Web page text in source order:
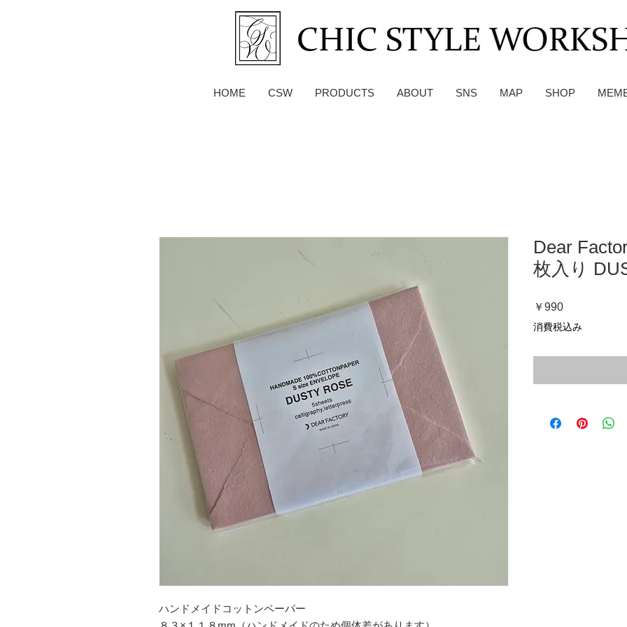
HOME CSW PRODUCTS ABOUT SNS MAP SHOP
ハンドメイドコットンペーパー
Dear
枚入り
￥990価
格
消費税込み